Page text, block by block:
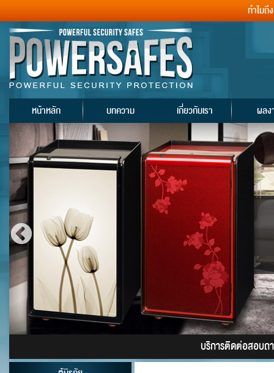
ทำไมถึ
หน้าหลัก บทความ เกี่ยวกับเรา ผลง
บริการติดต่อสอบถา